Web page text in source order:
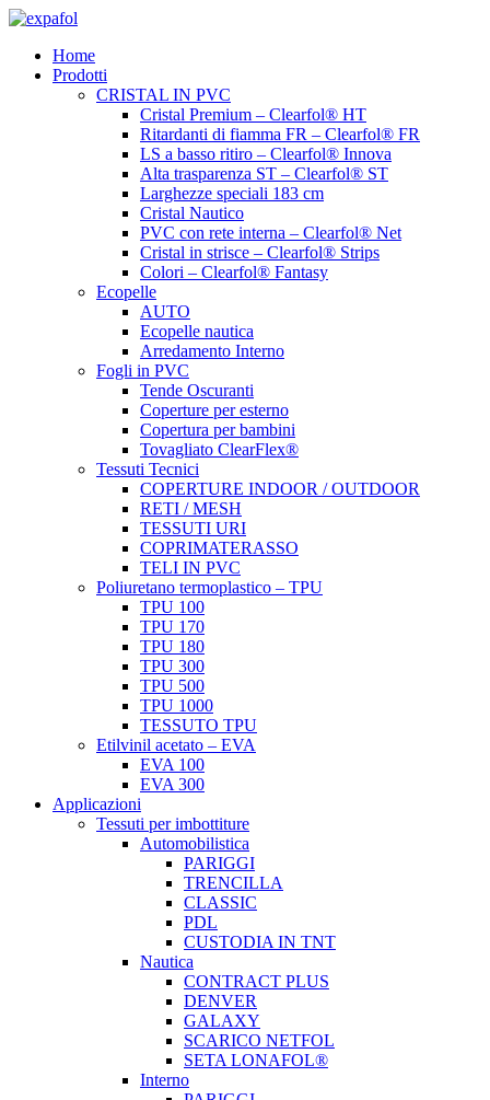
Vai
contenutoHome
Prodotti
CRISTAL IN PVC
Cristal Premium – Clearfol® HT
Ritardanti di fiamma FR – Clearfol® FR
LS a basso ritiro – Clearfol® Innova
Alta trasparenza ST – Clearfol® ST
Larghezze speciali 183 cm
Cristal Nautico
PVC con rete interna – Clearfol® Net
Cristal in strisce – Clearfol® Strips
Colori – Clearfol® Fantasy
Ecopelle
AUTO
Ecopelle nautica
Arredamento Interno
Fogli in PVC
Tende Oscuranti
Coperture per esterno
Copertura per bambini
Tovagliato ClearFlex®
Tessuti Tecnici
COPERTURE INDOOR / OUTDOOR
RETI / MESH
TESSUTI URI
COPRIMATERASSO
TELI IN PVC
Poliuretano termoplastico – TPU
TPU 100
TPU 170
TPU 180
TPU 300
TPU 500
TPU 1000
TESSUTO TPU
Etilvinil acetato – EVA
EVA 100
EVA 300
Applicazioni
Tessuti per imbottiture
Automobilistica
PARIGGI
TRENCILLA
CLASSIC
PDL
CUSTODIA IN TNT
Nautica
CONTRACT PLUS
DENVER
GALAXY
SCARICO NETFOL
SETA LONAFOL®
Interno